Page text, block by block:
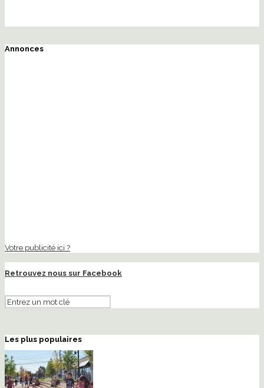
Annonces
Votre publicité ici ?
Retrouvez nous sur Facebook
Les plus populaires